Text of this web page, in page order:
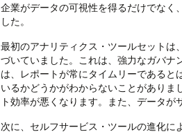
企業がデータの可視性を得るだけでなく
した。
最初のアナリティクス・ツールセットは、
づいていました。これは、強力なガバナ
は、レポートが常にタイムリーである
いるかどうかがわからないことがあり
ト効率が悪くなります。また、データが
次に、セルフサービス・ツールの進化